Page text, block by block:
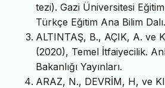
tezi). Gazi Üniversitesi
Türkçe Eğitim Ana Bilim Dalı.
ALTINTAŞ, B., AÇIK, A. ve
(2020), Temel İtfaiyecilik.
Bakanlığı Yayınları.
ARAZ, N., DEVRİM, H, ve